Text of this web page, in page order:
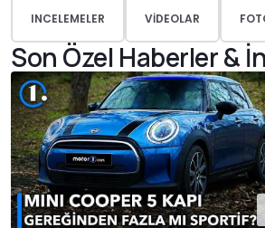
INCELEMELER VIDEOLAR
Son Özel Haberler &